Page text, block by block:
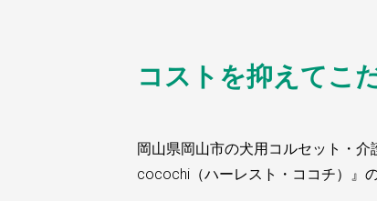
コストを抑えてこ
岡山県岡山市の犬用コルセット・介
cocochi（ハーレスト・ココチ）』